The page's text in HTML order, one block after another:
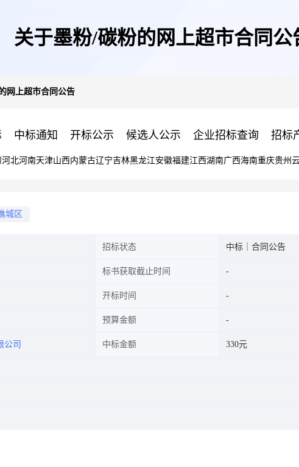
关于墨粉/碳粉的网上超市合同公
网上超市合同公告
中标通知 开标公示 候选人公示 企业招标查询 招标
河北河南天津山西内蒙古辽宁吉林黑龙江安徽福建江西湖南广西海南重庆贵州
城区
招标状态 中标｜合同公告
标书获取截止时间
开标时间
预算金额
公司 中标金额 330元